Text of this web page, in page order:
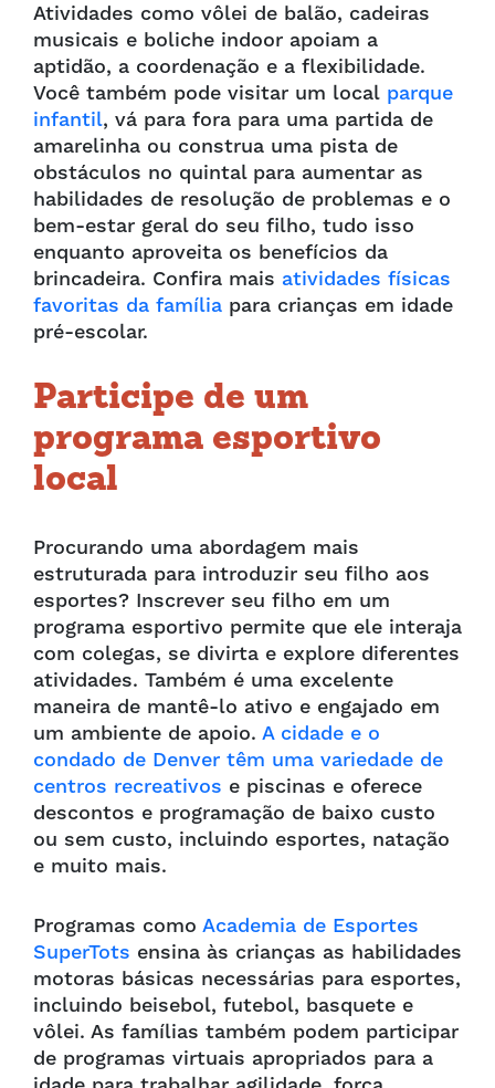
Atividades como vôlei de balão, cadeiras
musicais e boliche indoor apoiam a
aptidão, a coordenação e a flexibilidade.
Você também pode visitar um local parque
infantil, vá para fora para uma partida de
amarelinha ou construa uma pista de
obstáculos no quintal para aumentar as
habilidades de resolução de problemas e o
bem-estar geral do seu filho, tudo isso
enquanto aproveita os benefícios da
brincadeira. Confira mais atividades físicas
favoritas da família para crianças em idade
pré-escolar.
Participe de um
programa esportivo
local
Procurando uma abordagem mais
estruturada para introduzir seu filho aos
esportes? Inscrever seu filho em um
programa esportivo permite que ele interaja
com colegas, se divirta e explore diferentes
atividades. Também é uma excelente
maneira de mantê-lo ativo e engajado em
um ambiente de apoio. A cidade e o
condado de Denver têm uma variedade de
centros recreativos e piscinas e oferece
descontos e programação de baixo custo
ou sem custo, incluindo esportes, natação
e muito mais.
Programas como Academia de Esportes
SuperTots ensina às crianças as habilidades
motoras básicas necessárias para esportes,
incluindo beisebol, futebol, basquete e
vôlei. As famílias também podem participar
de programas virtuais apropriados para a